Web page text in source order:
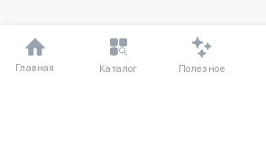
Главная Каталог Полезное